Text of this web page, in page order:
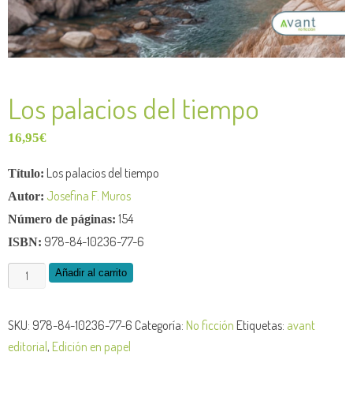
Los palacios del tiempo
16,95€
Título: Los palacios del tiempo
Autor: Josefina F. Muros
Número de páginas: 154
ISBN: 978-84-10236-77-6
Añadir al carrito
SKU: 978-84-10236-77-6 Categoría: No ficción Etiquetas: avant
editorial, Edición en papel